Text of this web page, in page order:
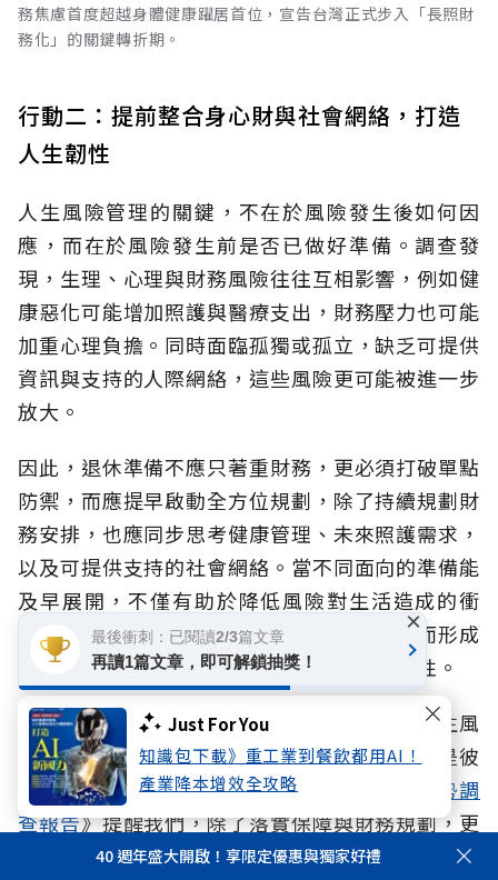
Just For You
知識包下載》重工業到餐飲都用AI！
產業降本增效全攻略
務焦慮首度超越身體健康躍居首位，宣告台灣正式步入「長照財
務化」的關鍵轉折期。
行動二：提前整合身心財與社會網絡，打造
人生韌性
人生風險管理的關鍵，不在於風險發生後如何因
應，而在於風險發生前是否已做好準備。調查發
現，生理、心理與財務風險往往互相影響，例如健
康惡化可能增加照護與醫療支出，財務壓力也可能
加重心理負擔。同時面臨孤獨或孤立，缺乏可提供
資訊與支持的人際網絡，這些風險更可能被進一步
放大。
因此，退休準備不應只著重財務，更必須打破單點
防禦，而應提早啟動全方位規劃，除了持續規劃財
務安排，也應同步思考健康管理、未來照護需求，
以及可提供支持的社會網絡。當不同面向的準備能
及早展開，不僅有助於降低風險對生活造成的衝
擊，更能避免健康、生活與財務因缺乏支持而形成
連鎖影響，提升面對不同人生階段挑戰的韌性。
面對超高齡社會、少子化與家庭結構改變，人生風
險早已不是生理、心理、財務的單一課題，而是彼
此交織的整體挑戰。本次《2026人生風險趨勢調
查報告》提醒我們，除了落實保障與財務規劃，更
重要的是及早辨識風險、建立完整的社會支持與準
40 週年盛大開啟！享限定優惠與獨家好禮
最後衝刺：已閱讀2/3篇文章
再讀1篇文章，即可解鎖抽獎！
×